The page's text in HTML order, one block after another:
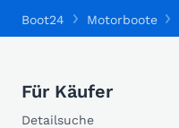
Boot24 Motorboote
Für Käufer
Detailsuche